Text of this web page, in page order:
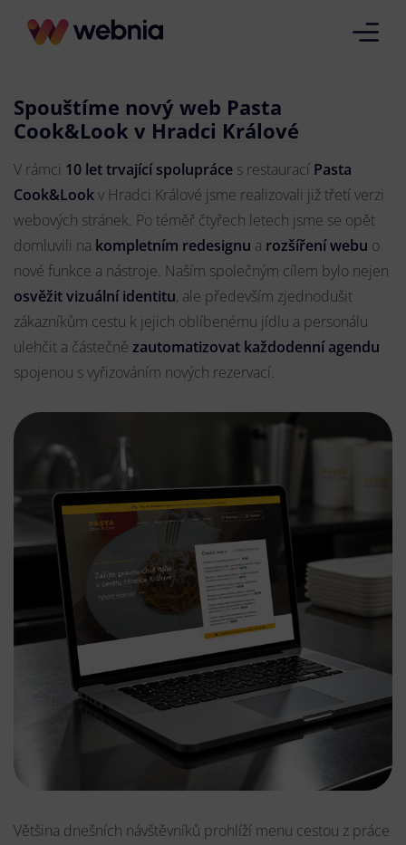
Spouštíme nový web Pasta
Cook&Look v Hradci Králové
V rámci 10 let trvající spolupráce s restaurací Pasta
Cook&Lookv Hradci Králové jsme realizovali již třetí verzi
webových stránek. Po téměř čtyřech letech jsme se opět
domluvili na kompletním redesignu a rozšíření webu o
nové funkce a nástroje. Naším společným cílem bylo nejen
osvěžit vizuální identitu, ale především zjednodušit
zákazníkům cestu k jejich oblíbenému jídlu a personálu
ulehčit a částečně zautomatizovat každodenní agendu
spojenou s vyřizováním nových rezervací.
Většina dnešních návštěvníků prohlíží menu cestou z práce